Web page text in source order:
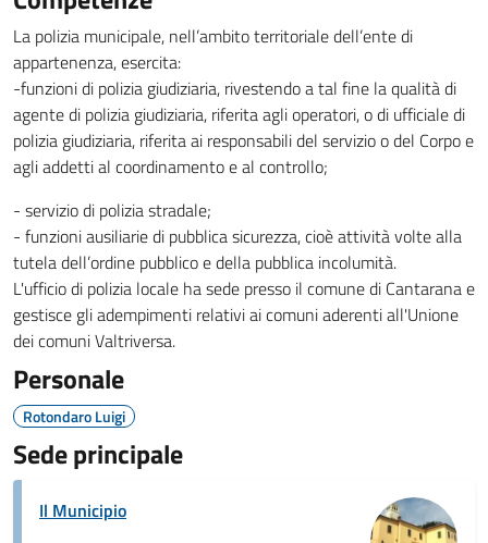
La polizia municipale, nell’ambito territoriale dell’ente di
appartenenza, esercita:
-funzioni di polizia giudiziaria, rivestendo a tal fine la qualità di
agente di polizia giudiziaria, riferita agli operatori, o di ufficiale di
polizia giudiziaria, riferita ai responsabili del servizio o del Corpo e
agli addetti al coordinamento e al controllo;
- servizio di polizia stradale;
- funzioni ausiliarie di pubblica sicurezza, cioè attività volte alla
tutela dell’ordine pubblico e della pubblica incolumità.
L'ufficio di polizia locale ha sede presso il comune di Cantarana e
gestisce gli adempimenti relativi ai comuni aderenti all'Unione
dei comuni Valtriversa.
Personale
Rotondaro Luigi
Sede principale
Il Municipio